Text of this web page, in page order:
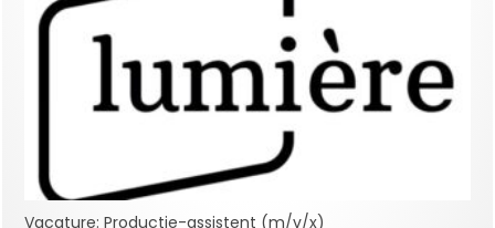
Vacature: Productie-assistent (m/v/x)